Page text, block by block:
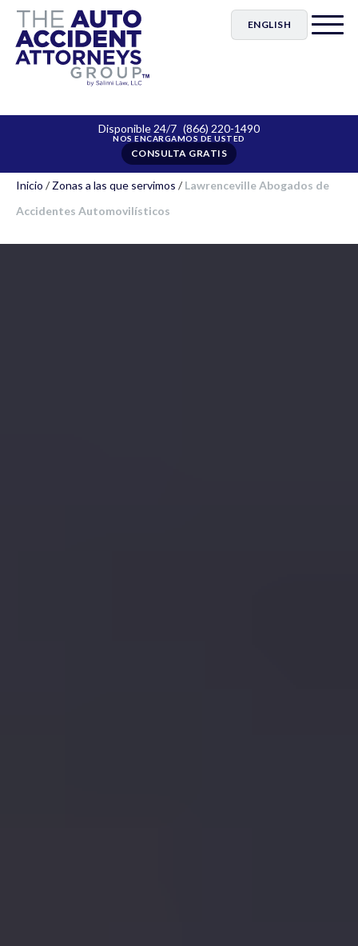
ENGLISH
Disponible 24/7 (866) 220-1490
CONSULTA GRATIS
Inicio /Zonas a las que servimos /Lawrenceville Abogados de
Accidentes Automovilísticos